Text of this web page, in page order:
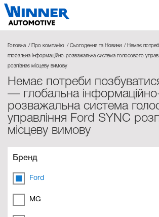
Головна Про компанію Сьогодення та Новини Немає
глобальна інформаційно-розважальна система голосового
розпізнає місцеву вимову
Немає потреби
— глобальна
розважальна система
управління Ford SYNC
місцеву вимову
Бренд
Ford
MG